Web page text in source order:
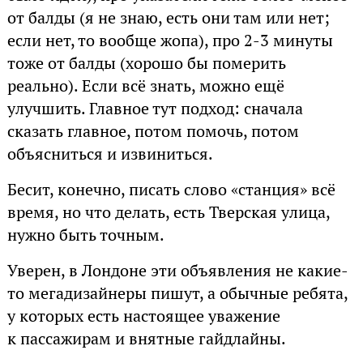
от балды (я не знаю, есть они там или нет;
если нет, то вообще жопа), про 2-3 минуты
тоже от балды (хорошо бы померить
реально). Если всё знать, можно ещё
улучшить. Главное тут подход: сначала
сказать главное, потом помочь, потом
объясниться и извиниться.
Бесит, конечно, писать слово «станция» всё
время, но что делать, есть Тверская улица,
нужно быть точным.
Уверен, в Лондоне эти объявления не какие-
то мегадизайнеры пишут, а обычные ребята,
у которых есть настоящее уважение
к пассажирам и внятные гайдлайны.